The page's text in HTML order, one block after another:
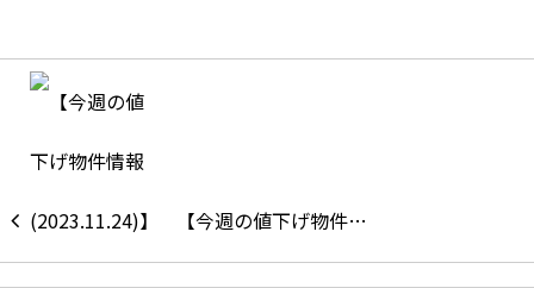
【今週の値下げ物件…